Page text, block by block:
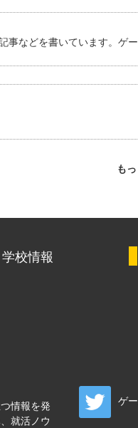
事などを書いています。ゲ
も
学校情報
情報を発
就活ノウ
ゲ